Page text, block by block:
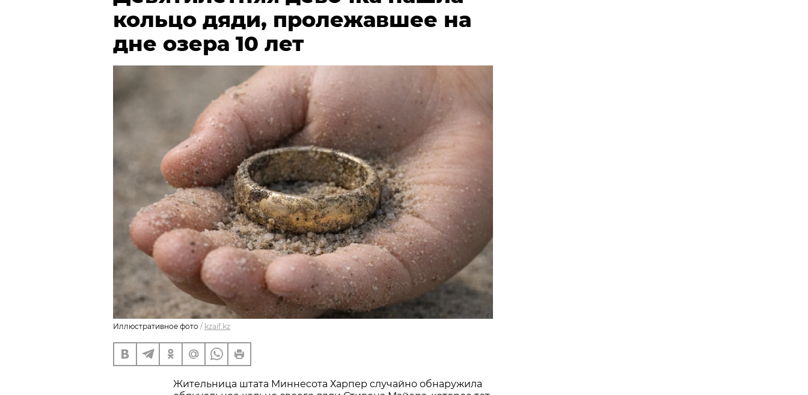
кольцо дяди, пролежавшее на
дне озера 10 лет
Иллюстративное фото / kzaif.kz
Жительница штата Миннесота Харпер случайно обнаружила